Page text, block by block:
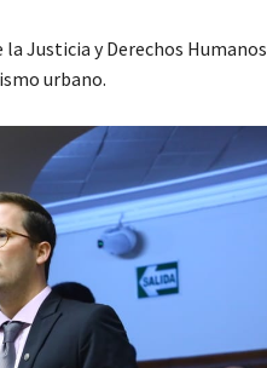
Justicia y Derechos Humanos
urbano.